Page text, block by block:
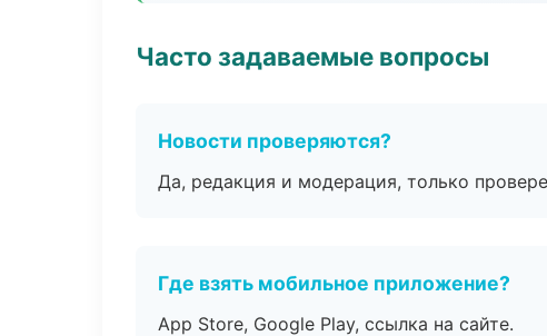
Часто задаваемые вопросы
Новости проверяются?
Да, редакция и модерация, только
Где взять мобильное приложение?
App Store, Google Play, ссылка на сайте.